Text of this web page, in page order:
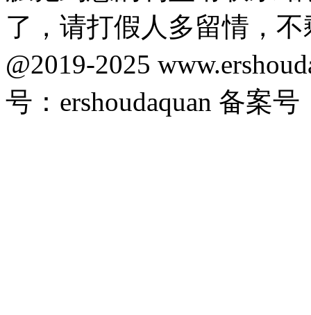
了，请打假人多留情，
@2019-2025
号：ershoudaquan 备案